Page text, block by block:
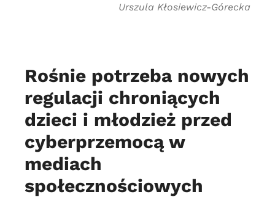
Urszula Kłosiewicz-Górecka
Rośnie potrzeba nowych
regulacji chroniących
dzieci i młodzież przed
cyberprzemocą w
mediach
społecznościowych